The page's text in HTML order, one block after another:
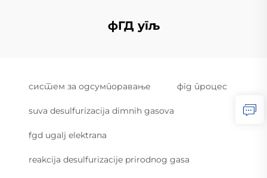
фГД угљ
систем за одсумпоравање фгд процес
suva desulfurizacija dimnih gasova
fgd ugalj elektrana
reakcija desulfurizacije prirodnog gasa